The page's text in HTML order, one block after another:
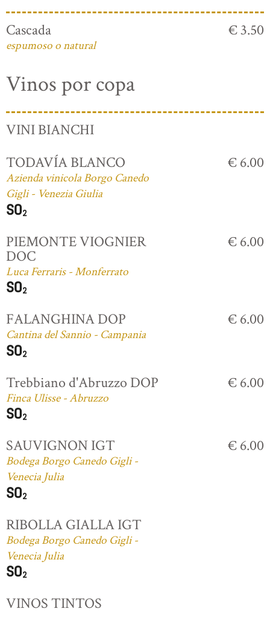
Cascada
espumoso o natural
€ 3.50
Vinos por copa
VINI BIANCHI
TODAVÍA BLANCO
Azienda vinicola Borgo Canedo
Gigli - Venezia Giulia
€ 6.00
PIEMONTE VIOGNIER
DOC
Luca Ferraris - Monferrato
€ 6.00
FALANGHINA DOP
Cantina del Sannio - Campania
€ 6.00
Trebbiano d'Abruzzo DOP
Finca Ulisse - Abruzzo
€ 6.00
SAUVIGNON IGT
Bodega Borgo Canedo Gigli -
Venecia Julia
€ 6.00
RIBOLLA GIALLA IGT
Bodega Borgo Canedo Gigli -
Venecia Julia
VINOS TINTOS